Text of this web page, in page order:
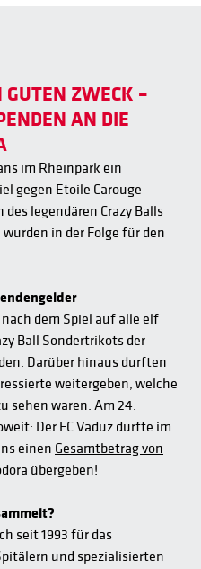
ZWECK –
AN DIE
im Rheinpark ein
gegen Etoile Carouge
legendären Crazy Balls
in der Folge für den
dem Spiel auf alle elf
Ball Sondertrikots der
Darüber hinaus durften
weitergeben, welche
sehen waren. Am 24.
Der FC Vaduz durfte im
einen Gesamtbetrag von
übergeben!
seit 1993 für das
und spezialisierten